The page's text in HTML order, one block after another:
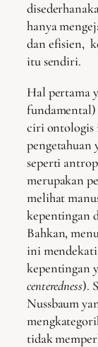
hanya
dan efisien,
itu sendiri.
Hal pertama
fundamental)
ciri ontologis
pengetahuan
seperti
merupakan
melihat
kepentingan
Bahkan,
ini
kepentingan
centeredness).
Nussbaum
tidak